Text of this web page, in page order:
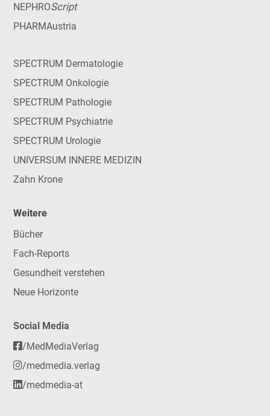
NEPHROScript
PHARMAustria
SPECTRUM Dermatologie
SPECTRUM Onkologie
SPECTRUM Pathologie
SPECTRUM Psychiatrie
SPECTRUM Urologie
UNIVERSUM INNERE MEDIZIN
Zahn Krone
Weitere
Bücher
Fach-Reports
Gesundheit verstehen
Neue Horizonte
Social Media
/MedMediaVerlag
/medmedia.verlag
/medmedia-at